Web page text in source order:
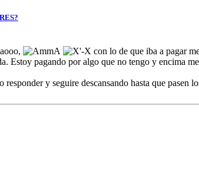
con lo de que iba a pagar
Estoy pagando por algo que no tengo y encima
y seguire descansando hasta que pasen